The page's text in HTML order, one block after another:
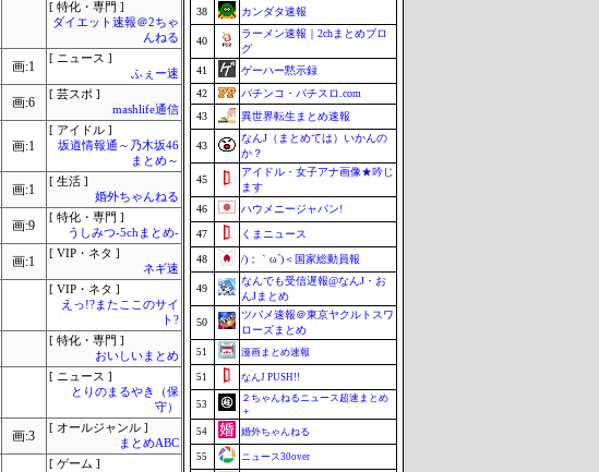
[ 特化・専門 ]
ダイエット速報＠2ちゃ
んねる
画:1
[ ニュース ]
ふぇー速
画:6
[ 芸スポ ]
mashlife通信
画:1
[ アイドル ]
坂道情報通～乃木坂46
まとめ～
画:1
[ 生活 ]
婚外ちゃんねる
画:9
[ 特化・専門 ]
うしみつ-5chまとめ-
画:1
[ VIP・ネタ ]
ネギ速
[ VIP・ネタ ]
えっ!?またここのサイ
ト?
[ 特化・専門 ]
おいしいまとめ
[ ニュース ]
とりのまるやき（保
守）
画:3
[ オールジャンル ]
まとめABC
[ ゲーム ]
38 カンダタ速報
40
ラーメン速報｜2chまとめブロ
グ
41
ゲーハー黙示録
42
パチンコ・パチスロ.com
43
異世界転生まとめ速報
43
なんJ（まとめては）いかんの
か？
45
アイドル・女子アナ画像★吟じ
ます
46
ハウメニージャパン!
47 くまニュース
48 /)；｀ω´)＜国家総動員報
49
なんでも受信遅報@なんJ・お
んJまとめ
50
ツバメ速報＠東京ヤクルトスワ
ローズまとめ
51 漫画まとめ速報
51 なんJ PUSH!!
53
２ちゃんねるニュース超速まとめ
＋
54
婚外ちゃんねる
55 ニュース30over